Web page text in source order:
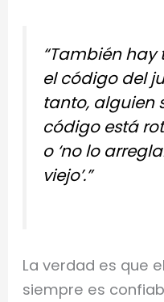
“También
el código del
tanto, alguien
código está
o ‘no lo
viejo’.”
La verdad es que
siempre es